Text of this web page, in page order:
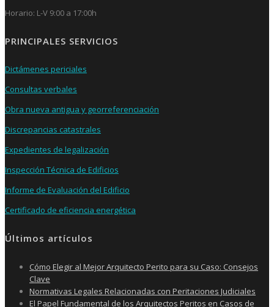
Horario: L-V 9:00 a 17:00h
PRINCIPALES SERVICIOS
Dictámenes periciales
Consultas verbales
Obra nueva antigua y georreferenciación
Discrepancias catastrales
Expedientes de legalización
Inspección Técnica de Edificios
Informe de Evaluación del Edificio
Certificado de eficiencia energética
Últimos artículos
Cómo Elegir al Mejor Arquitecto Perito para su Caso: Consejos
Clave
Normativas Legales Relacionadas con Peritaciones Judiciales
El Papel Fundamental de los Arquitectos Peritos en Casos de